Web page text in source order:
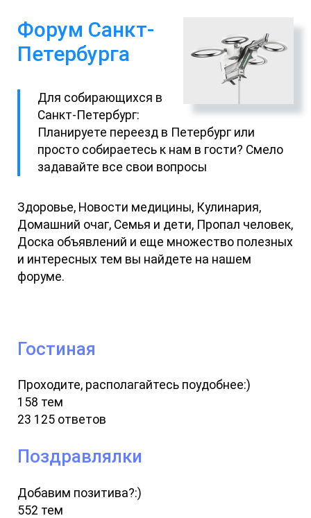
Форум Санкт-
Петербурга
Для собирающихся в
Санкт-Петербург:
Планируете переезд в Петербург или
просто собираетесь к нам в гости? Смело
задавайте все свои вопросы
Здоровье, Новости медицины, Кулинария,
Домашний очаг, Семья и дети, Пропал человек,
Доска объявлений и еще множество полезных
и интересных тем вы найдете на нашем
форуме.
Гостиная
Проходите, располагайтесь поудобнее:)
158 тем
23 125 ответов
Поздравлялки
Добавим позитива?:)
552 тем